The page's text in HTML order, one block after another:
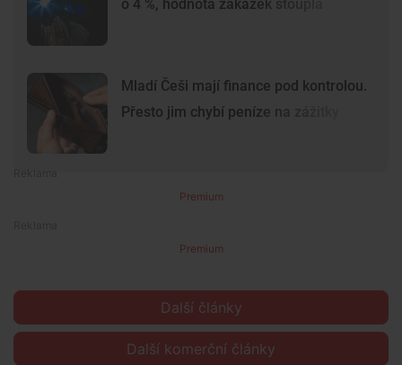
o 4 %, hodnota zakázek stoupla
Mladí Češi mají finance pod kontrolou.
Přesto jim chybí peníze na zážitky
Premium
Premium
Další články
Další komerční články